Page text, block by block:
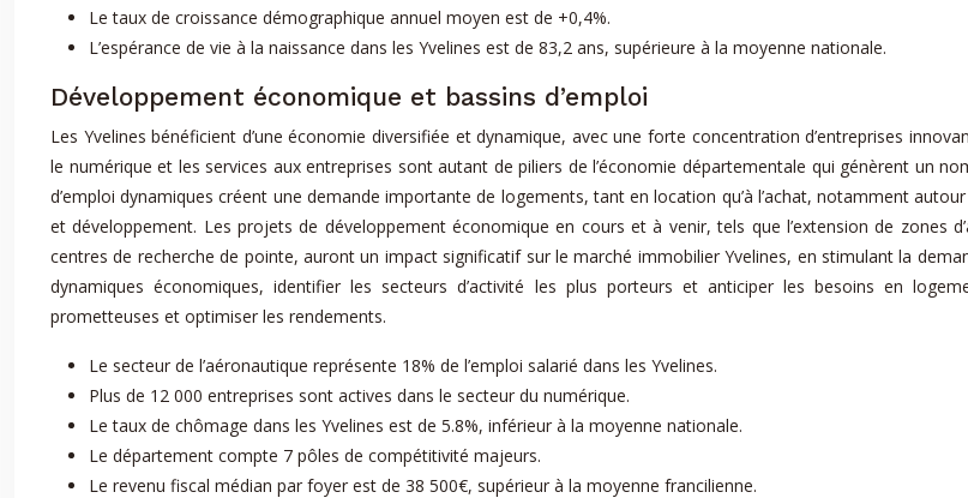
Le taux de croissance démographique annuel moyen est de +0,4%.
L’espérance de vie à la naissance dans les Yvelines est de 83,2 ans, supérieure à la moyenne nationale.
Développement économique et bassins d’emploi
Les Yvelines bénéficient d’une économie diversifiée et dynamique, avec une forte concentration d’entreprises
le numérique et les services aux entreprises sont autant de piliers de l’économie départementale qui génèrent un
d’emploi dynamiques créent une demande importante de logements, tant en location qu’à l’achat, notamment
et développement. Les projets de développement économique en cours et à venir, tels que l’extension de zones
centres de recherche de pointe, auront un impact significatif sur le marché immobilier Yvelines, en stimulant la
dynamiques économiques, identifier les secteurs d’activité les plus porteurs et anticiper les besoins en
prometteuses et optimiser les rendements.
Le secteur de l’aéronautique représente 18% de l’emploi salarié dans les Yvelines.
Plus de 12 000 entreprises sont actives dans le secteur du numérique.
Le taux de chômage dans les Yvelines est de 5.8%, inférieur à la moyenne nationale.
Le département compte 7 pôles de compétitivité majeurs.
Le revenu fiscal médian par foyer est de 38 500€, supérieur à la moyenne francilienne.